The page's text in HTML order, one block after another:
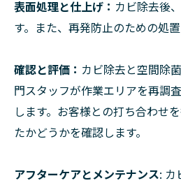
表面処理と仕上げ： カビ除去後
す。また、再発防止のための処置
確認と評価： カビ除去と空間除
門スタッフが作業エリアを再調
します。お客様との打ち合わせ
たかどうかを確認します。
アフターケアとメンテナンス: カ